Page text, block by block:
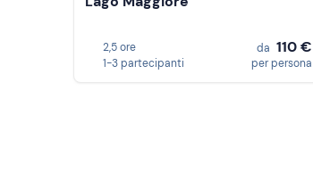
2,5 ore
1-3 partecipanti
da 110 €
per persona